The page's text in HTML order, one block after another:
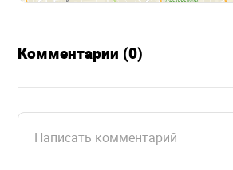
Комментарии (0)